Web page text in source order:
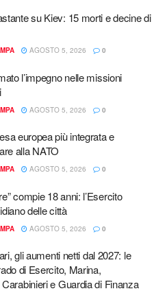
su Kiev: 15 morti e decine di
AGOSTO 5, 2026 0
l’impegno nelle missioni
AGOSTO 5, 2026 0
europea più integrata e
alla NATO
AGOSTO 5, 2026 0
compie 18 anni: l’Esercito
delle città
AGOSTO 5, 2026 0
gli aumenti netti dal 2027: le
di Esercito, Marina,
e Guardia di Finanza